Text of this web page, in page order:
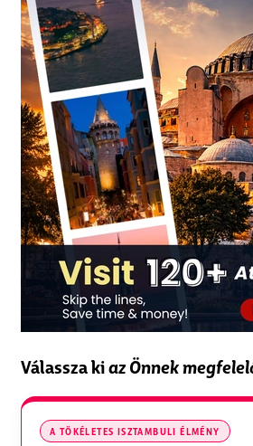
Válassza kiaz Önnek
A TÖKÉLETES ISZTAMBULI ÉLMÉNY